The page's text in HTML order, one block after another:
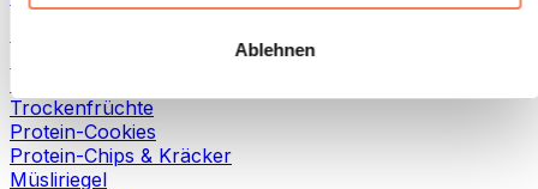
Weitere Informationen über die Verarbeitung Ihrer Daten
finden Sie in den Unterpunkten „Details“ und „Über
Cookies“ sowie in unserer
Ablehnen
Trockenfrüchte
Protein-Cookies
Protein-Chips & Kräcker
Müsliriegel